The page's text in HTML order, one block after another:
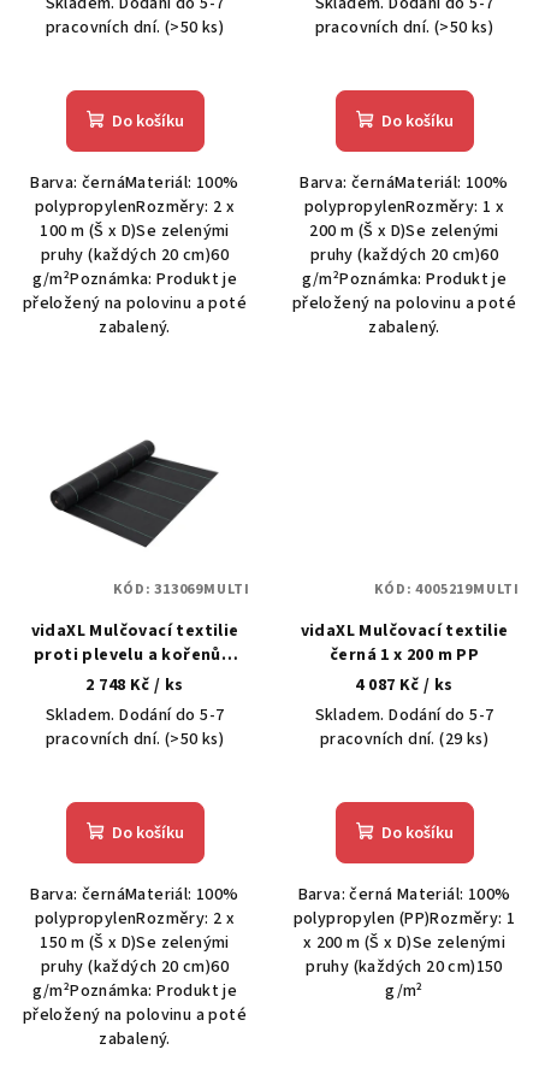
pracovních dní.(>50 ks)
Do košíku
Barva: černáMateriál: 100%
polypropylenRozměry: 2 x
100 m (Š x D)Se zelenými
pruhy (každých 20 cm)60
g/m²Poznámka: Produkt je
přeložený na polovinu a poté
zabalený.
pracovních dní.(>50 ks)
Do košíku
Barva: černáMateriál: 100%
polypropylenRozměry: 1 x
200 m (Š x D)Se zelenými
pruhy (každých 20 cm)60
g/m²Poznámka: Produkt je
přeložený na polovinu a poté
zabalený.
vidaXL Mulčovací textilie
proti plevelu a kořenům
černá 2 x 150 m PP
2 748 Kč / ks
Skladem. Dodání do 5-7
pracovních dní.(>50 ks)
Do košíku
Barva: černáMateriál: 100%
polypropylenRozměry: 2 x
150 m (Š x D)Se zelenými
pruhy (každých 20 cm)60
g/m²Poznámka: Produkt je
přeložený na polovinu a poté
zabalený.
KÓD:313069MULTI
vidaXL Mulčovací textilie
černá 1 x 200 m PP
4 087 Kč / ks
Skladem. Dodání do 5-7
pracovních dní.(29 ks)
Do košíku
Barva: černá Materiál: 100%
polypropylen (PP)Rozměry: 1
x 200 m (Š x D)Se zelenými
pruhy (každých 20 cm)150
g/m²
KÓD:4005219MULTI